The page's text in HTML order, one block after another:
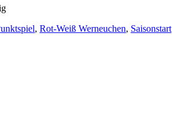
, Rot-Weiß Werneuchen, Saisonstart